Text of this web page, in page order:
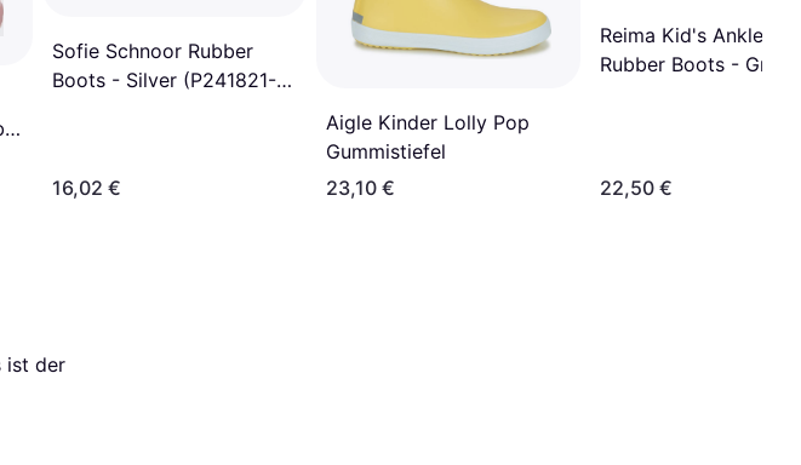
Sofie Schnoor Rubber
Boots - Silver (P241821-
16,02 €
Aigle Kinder Lolly Pop
Gummistiefel
23,10 €
Reima Kid's Ankles
Rubber Boots -
22,50 €
ist der